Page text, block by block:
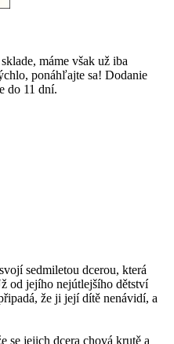
máme však už iba
ponáhľajte sa! Dodanie
do 11 dní.
sedmiletou dcerou, která
od jejího nejútlejšího dětství
že ji její dítě nenávidí, a
se jejich dcera chová krutě a